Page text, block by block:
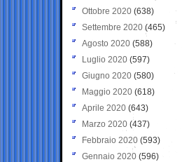
Ottobre 2020 (638)
Settembre 2020(465)
Agosto 2020 (588)
Luglio 2020 (597)
Giugno 2020 (580)
Maggio 2020 (618)
Aprile 2020 (643)
Marzo 2020 (437)
Febbraio 2020 (593)
Gennaio 2020 (596)